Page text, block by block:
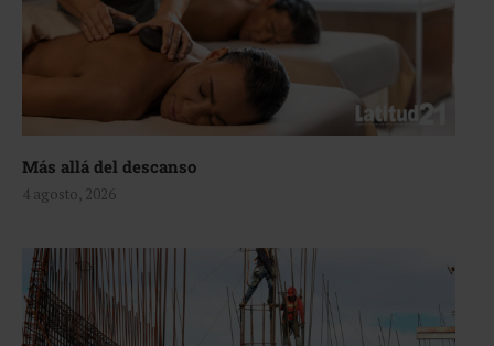
Más allá del descanso
4 agosto, 2026